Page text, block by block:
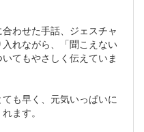
わせた手話、ジェスチャ
れながら、「聞こえない
てもやさしく伝えていま
も早く、元気いっぱいに
ます。